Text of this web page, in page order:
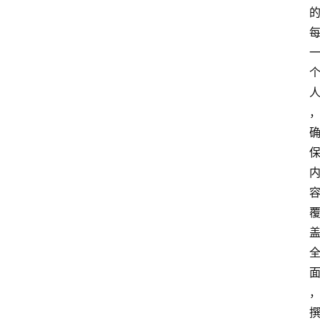
的
每
一
个
人
，
确
保
内
容
覆
盖
全
面
，
撰